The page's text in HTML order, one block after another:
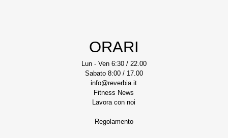
ORARI
Lun - Ven 6:30 / 22.00
Sabato 8:00 / 17.00
info@reverbia.it
Fitness News
Lavora con noi
Regolamento